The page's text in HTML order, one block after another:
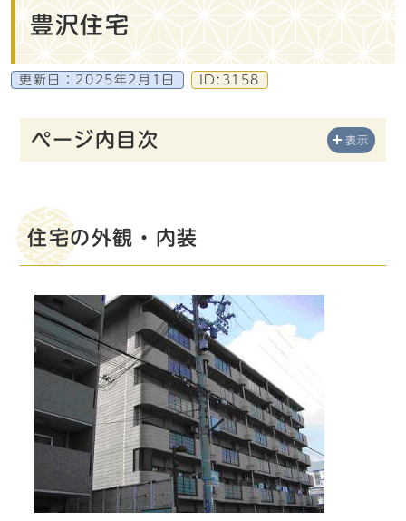
豊沢住宅
更新日： 2025年2月1日 ID:3158
ページ内目次 表示
住宅の外観・内装